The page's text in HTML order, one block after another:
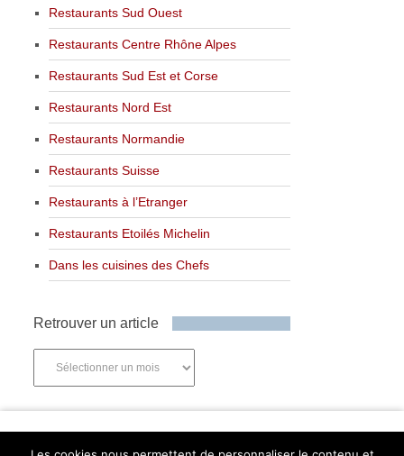
Restaurants Sud Ouest
Restaurants Centre Rhône Alpes
Restaurants Sud Est et Corse
Restaurants Nord Est
Restaurants Normandie
Restaurants Suisse
Restaurants à l’Etranger
Restaurants Etoilés Michelin
Dans les cuisines des Chefs
Retrouver un article